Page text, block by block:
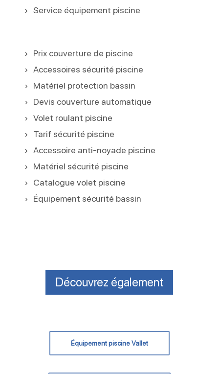
Service équipement piscine
Prix couverture de piscine
Accessoires sécurité piscine
Matériel protection bassin
Devis couverture automatique
Volet roulant piscine
Tarif sécurité piscine
Accessoire anti-noyade piscine
Matériel sécurité piscine
Catalogue volet piscine
Équipement sécurité bassin
Découvrez également
Équipement piscine Vallet